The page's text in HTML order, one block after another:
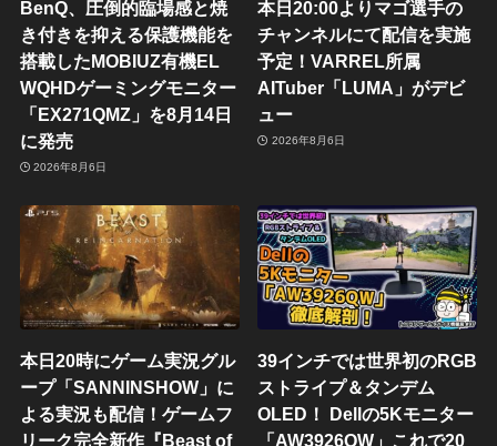
BenQ、圧倒的臨場感と焼
き付きを抑える保護機能を
搭載したMOBIUZ有機EL
WQHDゲーミングモニター
「EX271QMZ」を8月14日
に発売
2026年8月6日
本日20:00よりマゴ選手の
チャンネルにて配信を実施
予定！VARREL所属
AITuber「LUMA」がデビ
ュー
2026年8月6日
本日20時にゲーム実況グル
ープ「SANNINSHOW」に
よる実況も配信！ゲームフ
リーク完全新作『Beast of
39インチでは世界初のRGB
ストライプ＆タンデム
OLED！ Dellの5Kモニター
「AW3926QW」これで20